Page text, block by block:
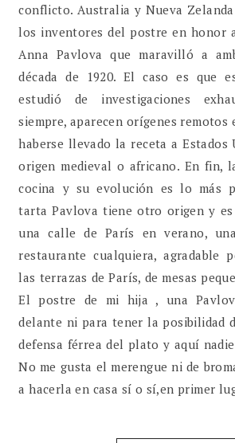
conflicto. Australia y Nueva
los inventores del postre en honor
Anna Pavlova que maravilló a
década de 1920. El caso es que
estudió de investigaciones
siempre, aparecen orígenes remotos
haberse llevado la receta a Estados
origen medieval o africano. En fin,
cocina y su evolución es lo más
tarta Pavlova tiene otro origen y es
una calle de París en verano,
restaurante cualquiera, agradable
las terrazas de París, de mesas
El postre de mi hija , una
delante ni para tener la posibilidad
defensa férrea del plato y aquí
No me gusta el merengue ni de
a hacerla en casa sí o sí,en primer